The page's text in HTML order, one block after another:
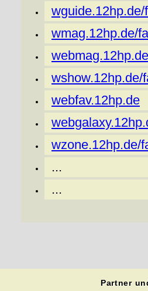
wmag.12hp.de/
wshow.12hp.de/
webfav.12hp.de
wzone.12hp.de/
...
...
Partner